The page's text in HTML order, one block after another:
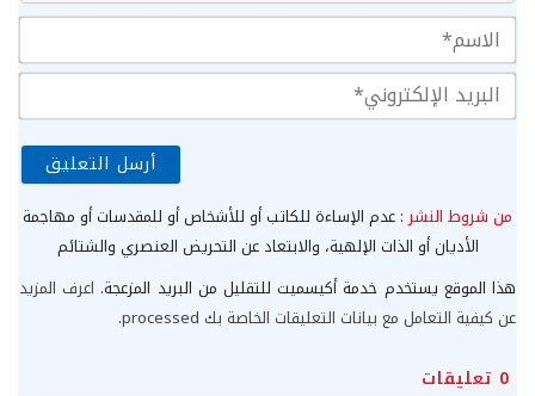
من شروط النشر : عدم الإساءة للكاتب أو للأشخاص أو للمقدسات أو مهاجمة
الأديان أو الذات الإلهية، والابتعاد عن التحريض العنصري والشتائم
هذا الموقع يستخدم خدمة أكيسميت للتقليل من البريد المزعجة. اعرف المزيد
عن كيفية التعامل مع بيانات التعليقات الخاصة بك processed
.
0 تعليقات